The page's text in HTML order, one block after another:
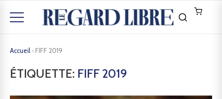
Accueil › FIFF 2019
ÉTIQUETTE: FIFF 2019